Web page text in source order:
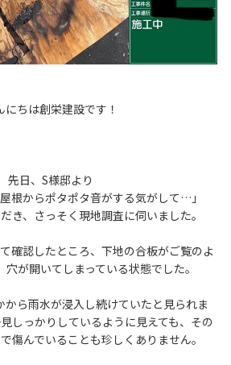
にちは創栄建設です！
先日、S様邸より
根からポタポタ音がする気がして…」
き、さっそく現地調査に伺いました。
確認したところ、下地の合板がご覧のよ
が開いてしまっている状態でした。
から雨水が浸入し続けていたと見られま
しっかりしているように見えても、その
傷んでいることも珍しくありません。